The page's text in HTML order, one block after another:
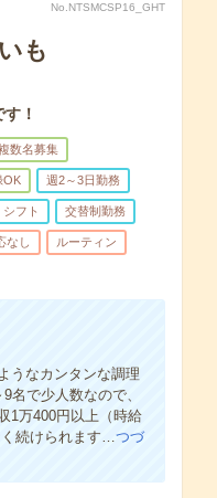
No.NTSMCSP16_GHT
も
！
数名募集
OK 週2～3日勤務
シフト 交替制勤務
なし ルーティン
うなカンタンな調理
で少人数なので、
1万400円以上（時給
く続けられます…つづ